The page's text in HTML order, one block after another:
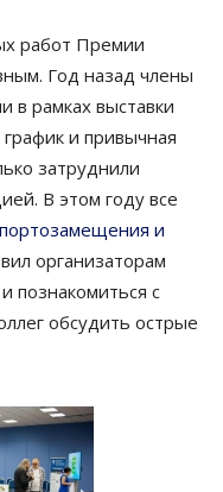
работ Премии
Год назад члены
в рамках выставки
и привычная
затруднили
В этом году все
и
организаторам
познакомиться с
обсудить острые